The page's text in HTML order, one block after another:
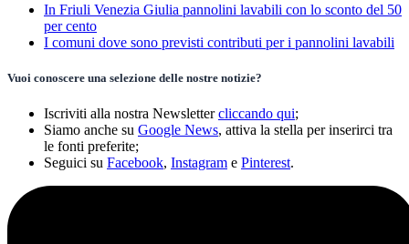
In Friuli Venezia Giulia pannolini lavabili con lo sconto del 50
per cento
I comuni dove sono previsti contributi per i pannolini lavabili
Vuoi conoscere una selezione delle nostre notizie?
Iscriviti alla nostra Newslettercliccando qui;
Siamo anche su Google News, attiva la stella per inserirci tra
le fonti preferite;
Seguici su Facebook, Instagram e Pinterest.